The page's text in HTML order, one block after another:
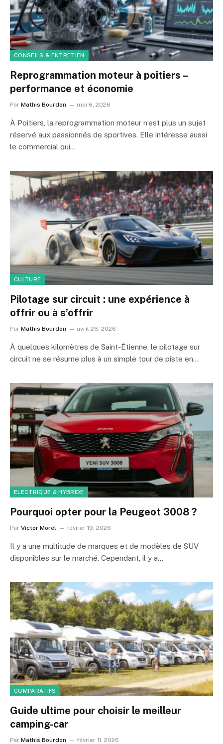
CONSEILS & ENTRETIEN
Reprogrammation moteur à poitiers –
performance et économie
Par Mathis Bourdon mai 6, 2026
À Poitiers, la reprogrammation moteur n’est plus un sujet
réservé aux passionnés de sportives. Elle intéresse aussi
le commercial qui…
CULTURE
Pilotage sur circuit : une expérience à
offrir ou à s’offrir
Par Mathis Bourdon avril 26, 2026
À quelques kilomètres de Saint-Étienne, le pilotage sur
circuit ne se résume plus à un simple tour de piste en…
ELECTRIQUE & HYBRIDE
Pourquoi opter pour la Peugeot 3008 ?
Par Victor Morel février 19, 2026
Il y a une multitude de marques et de modèles de SUV
disponibles sur le marché. Cependant, il y a…
COMPARATIFS
Guide ultime pour choisir le meilleur
camping-car
Par Mathis Bourdon février 11, 2026